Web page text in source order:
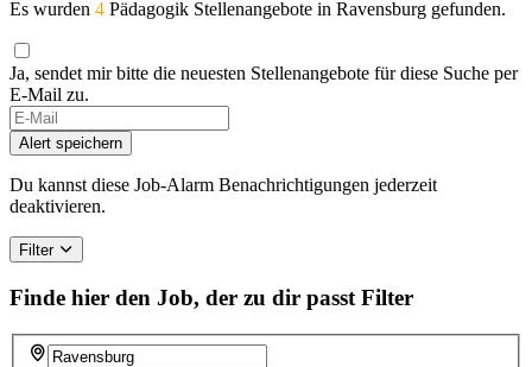
Es wurden 4 Pädagogik Stellenangebote in Ravensburg gefunden.
Ja, sendet mir bitte die neuesten Stellenangebote für diese Suche per
E-Mail zu.
Alert speichern
Du kannst diese Job-Alarm Benachrichtigungen jederzeit
deaktivieren.
Filter
Finde hier den Job, der zu dir passt Filter